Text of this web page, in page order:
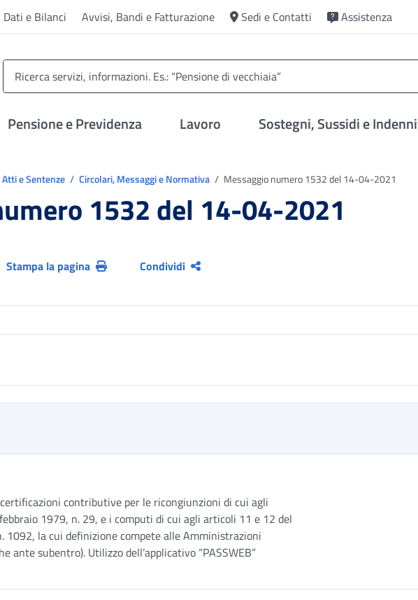
Dati e Bilanci Avvisi, Bandi e Fatturazione Sedi e Contatti Assistenza
Pensione e Previdenza Lavoro Sostegni, Sussidi e
e Sentenze Circolari, Messaggi e Normativa Messaggio numero 1532 del 14-04-2021
1532 del 14-04-2021
Stampa la pagina Condividi
contributive per le ricongiunzioni di cui agli
1979, n. 29, e i computi di cui agli articoli 11 e 12 del
1092, la cui definizione compete alle Amministrazioni
ante subentro). Utilizzo dell’applicativo “PASSWEB”